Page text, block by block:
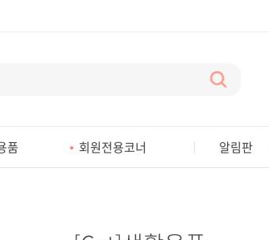
품 회원전용코너 알림판